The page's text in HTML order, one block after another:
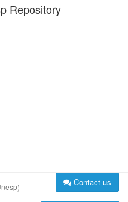
Repository
Contact us